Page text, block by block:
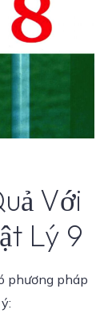
Với
Lý 9
phương pháp